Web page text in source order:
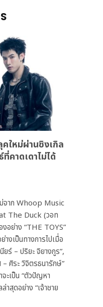
คใหม่ผ่านซิงเกิล
คาดเดาไม่ได้
จาก Whoop Music
The Duck (วอท
อย่าง “THE TOYS”
งเป็นทางการไปเมื่อ
ร์ – ปริยะ จิยางกูร”,
ศิระ วิจิตรธนารักษ์”
ะเป็น “ตัวปัญหา
สุดอย่าง “เจ้าชาย